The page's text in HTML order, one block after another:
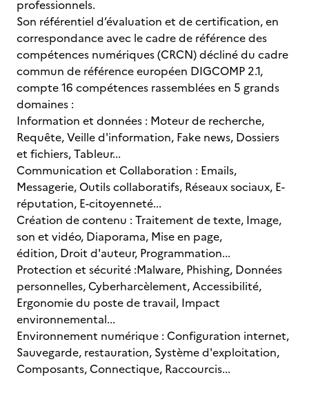
professionnels.
Son référentiel d’évaluation et de certification, en
correspondance avec le cadre de référence des
compétences numériques (CRCN) décliné du cadre
commun de référence européen DIGCOMP 2.1,
compte 16 compétences rassemblées en 5 grands
domaines :
Information et données : Moteur de recherche,
Requête, Veille d'information, Fake news, Dossiers
et fichiers, Tableur...
Communication et Collaboration : Emails,
Messagerie, Outils collaboratifs, Réseaux sociaux, E-
réputation, E-citoyenneté...
Création de contenu : Traitement de texte, Image,
son et vidéo, Diaporama, Mise en page,
édition, Droit d'auteur, Programmation...
Protection et sécurité :Malware, Phishing, Données
personnelles, Cyberharcèlement, Accessibilité,
Ergonomie du poste de travail, Impact
environnemental...
Environnement numérique : Configuration internet,
Sauvegarde, restauration, Système d'exploitation,
Composants, Connectique, Raccourcis...